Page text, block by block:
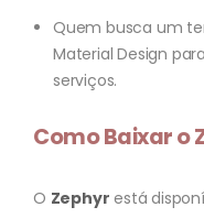
Quem busca um
Material Design
serviços.
Como Baixar o
O Zephyr está